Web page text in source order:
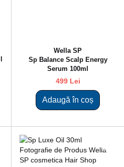
Wella SP
Sp Balance Scalp Energy
Serum 100ml
499 Lei
Adaugă în coș